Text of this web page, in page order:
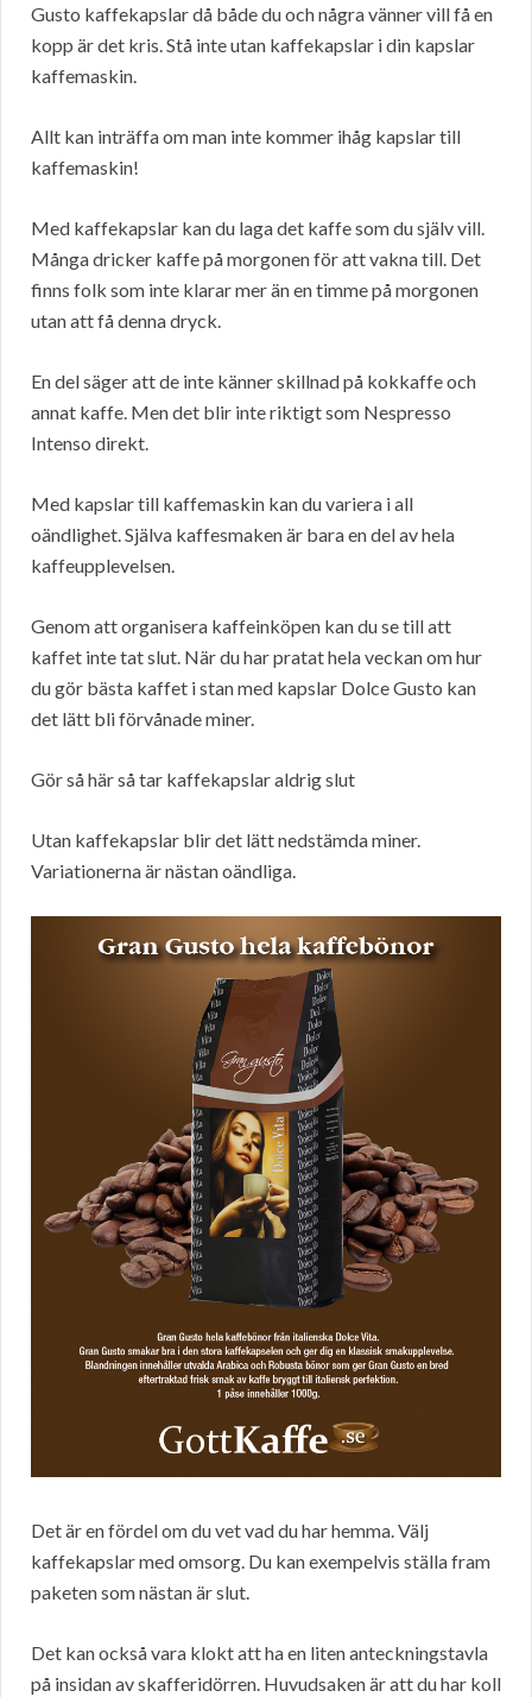
Gusto kaffekapslar då både du och några vänner vill få en
kopp är det kris. Stå inte utan kaffekapslar i din kapslar
kaffemaskin.
Allt kan inträffa om man inte kommer ihåg kapslar till
kaffemaskin!
Med kaffekapslar kan du laga det kaffe som du själv vill.
Många dricker kaffe på morgonen för att vakna till. Det
finns folk som inte klarar mer än en timme på morgonen
utan att få denna dryck.
En del säger att de inte känner skillnad på kokkaffe och
annat kaffe. Men det blir inte riktigt som Nespresso
Intenso direkt.
Med kapslar till kaffemaskin kan du variera i all
oändlighet. Själva kaffesmaken är bara en del av hela
kaffeupplevelsen.
Genom att organisera kaffeinköpen kan du se till att
kaffet inte tat slut. När du har pratat hela veckan om hur
du gör bästa kaffet i stan med kapslar Dolce Gusto kan
det lätt bli förvånade miner.
Gör så här så tar kaffekapslar aldrig slut
Utan kaffekapslar blir det lätt nedstämda miner.
Variationerna är nästan oändliga.
Det är en fördel om du vet vad du har hemma. Välj
kaffekapslar med omsorg. Du kan exempelvis ställa fram
paketen som nästan är slut.
Det kan också vara klokt att ha en liten anteckningstavla
på insidan av skafferidörren. Huvudsaken är att du har koll